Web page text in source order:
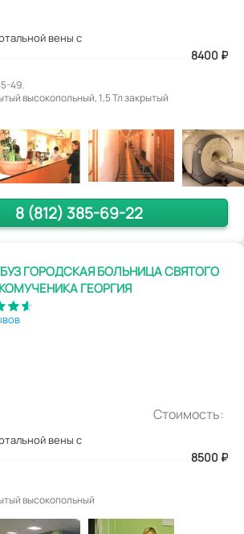
вены с
8400 ₽
49.
высокопольный, 1,5 Тл закрытый
8 (812) 385-69-22
ГОРОДСКАЯ БОЛЬНИЦА СВЯТОГО
ГЕОРГИЯ
Стоимость:
вены с
8500 ₽
высокопольный